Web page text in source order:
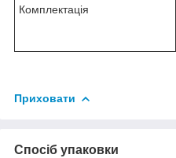
Комплектація
Приховати
Спосіб упаковки